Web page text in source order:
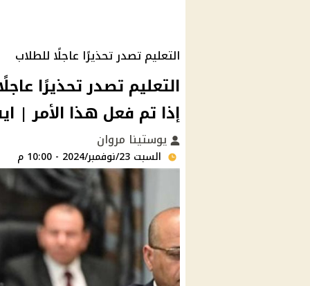
التعليم تصدر تحذيرًا عاجلًا للطلاب
التعليم تصدر تحذيرًا
إذا تم فعل هذا الأمر |
يوستينا مروان
السبت 23/نوفمبر/2024 - 10:00 م